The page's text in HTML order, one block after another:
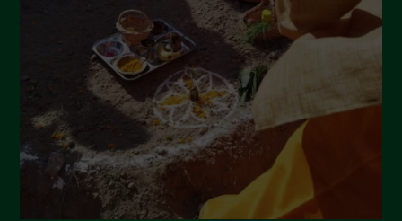
Aprile 2022
Febbraio 2022
Gennaio 2022
Dicembre 2021
Novembre 2021